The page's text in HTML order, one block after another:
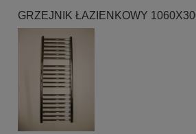
GRZEJNIK ŁAZIENKOWY